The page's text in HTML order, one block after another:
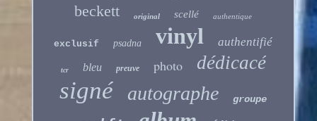
beckett original scellé authentique
exclusif psadna vinyl authentifié
tcr bleu preuve photo dédicacé
signé autographe groupe